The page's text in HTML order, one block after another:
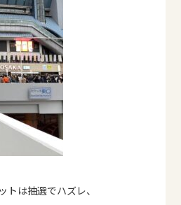
トは抽選でハズレ、